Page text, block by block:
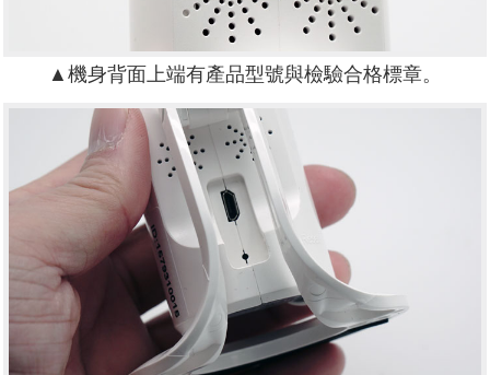
▲機身背面上端有產品型號與檢驗合格標章。